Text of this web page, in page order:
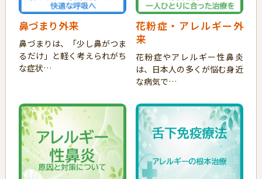
鼻づまり外来
鼻づまりは、「少し鼻がつま
るだけ」と軽く考えられがち
な症状…
花粉症・アレルギー外
来
花粉症やアレルギー性鼻炎
は、日本人の多くが悩む身近
な病気で…